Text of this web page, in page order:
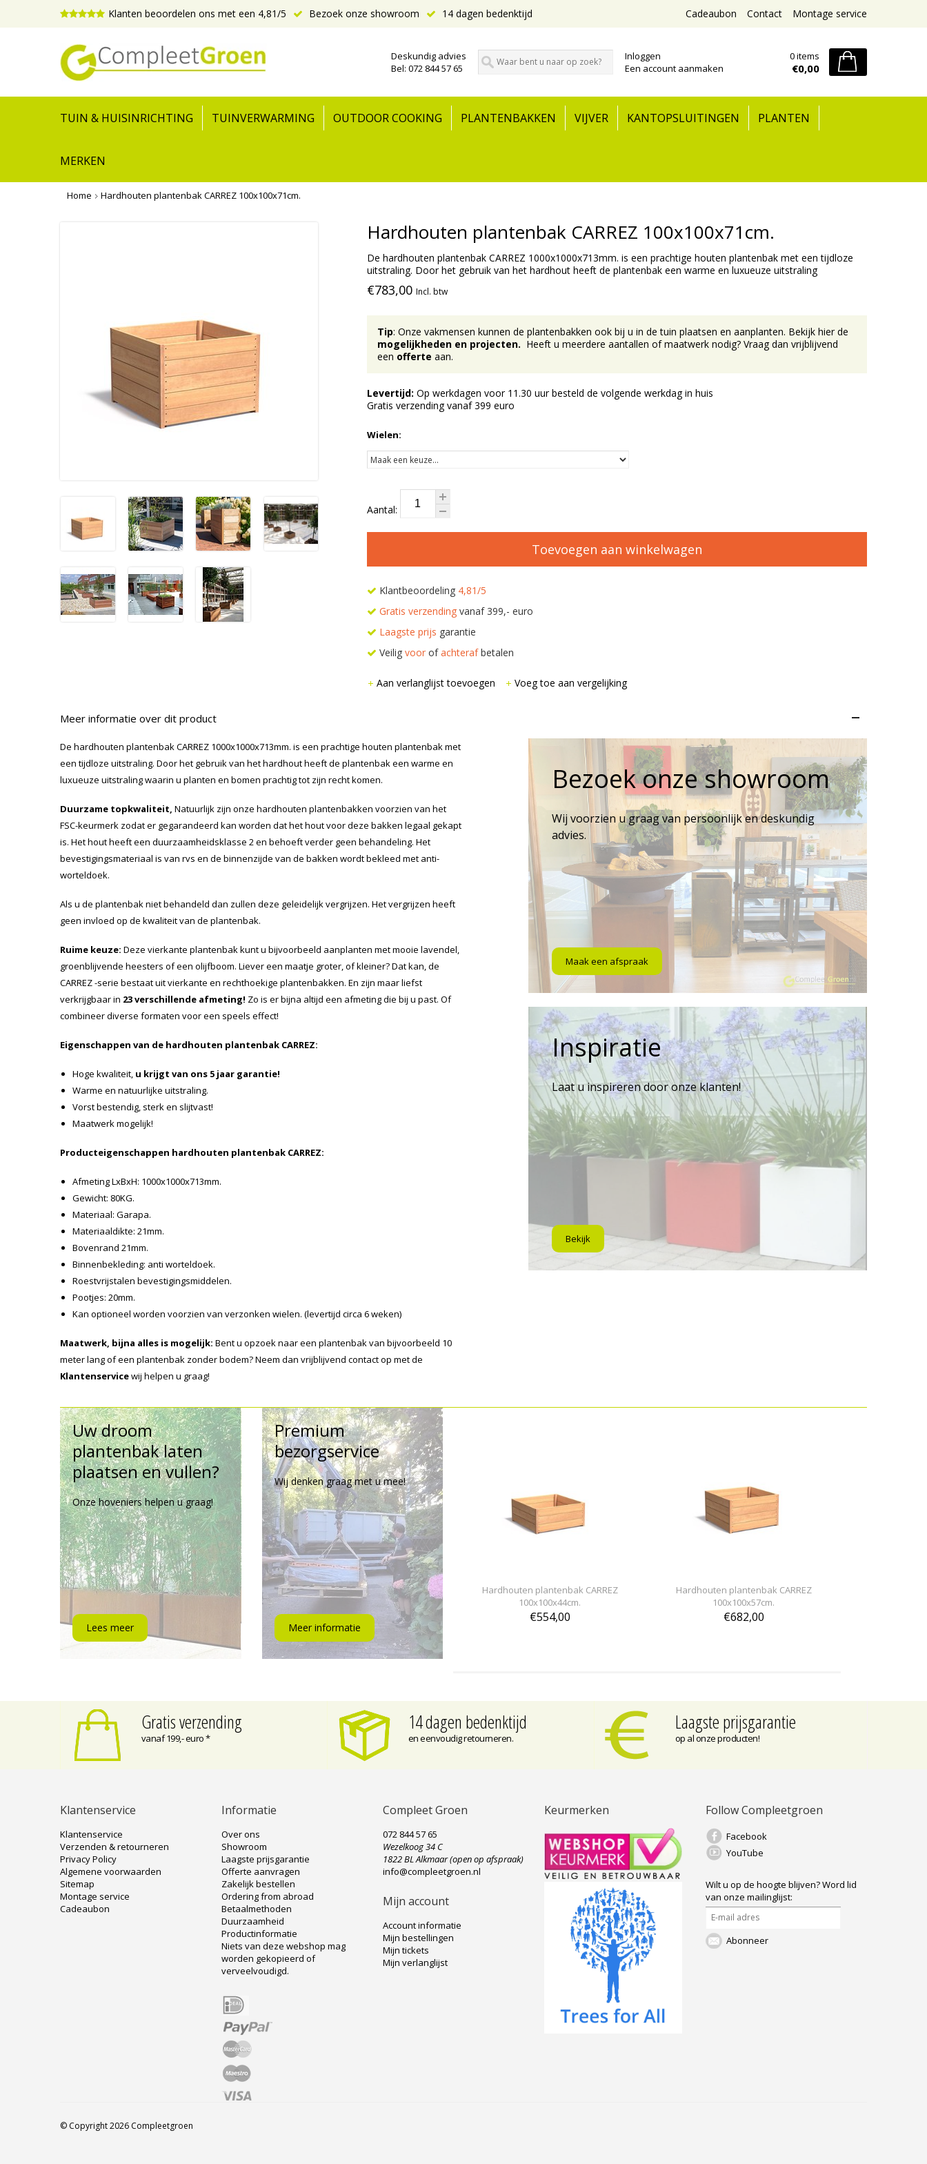
Klanten beoordelen ons met een 4,81/5 Bezoek onze showroom 14 dagen bedenktijd Montage service
Contact
Cadeaubon
Deskundig advies
Bel: 072 844 57 65
Inloggen
Een account aanmaken
0 items
€0,00
TUIN & HUISINRICHTING TUINVERWARMING OUTDOOR COOKING PLANTENBAKKEN VIJVER KANTOPSLUITINGEN PLANTEN
MERKEN
Home Hardhouten plantenbak CARREZ 100x100x71cm.
Hardhouten plantenbak CARREZ 100x100x71cm.
De hardhouten plantenbak CARREZ 1000x1000x713mm. is een prachtige houten plantenbak met een tijdloze
uitstraling. Door het gebruik van het hardhout heeft de plantenbak een warme en luxueuze uitstraling
€783,00 Incl. btw
Tip: Onze vakmensen kunnen de plantenbakken ook bij u in de tuin plaatsen en aanplanten. Bekijk hier de
mogelijkheden en projecten. Heeft u meerdere aantallen of maatwerk nodig? Vraag dan vrijblijvend
een offerte aan.
Levertijd: Op werkdagen voor 11.30 uur besteld de volgende werkdag in huis
Gratis verzending vanaf 399 euro
Wielen:
Aantal:
Toevoegen aan winkelwagen
Klantbeoordeling 4,81/5
Gratis verzendingvanaf 399,- euro
Laagste prijs garantie
Veilig voorofachterafbetalen
Aan verlanglijst toevoegen Voeg toe aan vergelijking
Meer informatie over dit product –
De hardhouten plantenbak CARREZ 1000x1000x713mm. is een prachtige houten plantenbak met
een tijdloze uitstraling. Door het gebruik van het hardhout heeft de plantenbak een warme en
luxueuze uitstraling waarin u planten en bomen prachtig tot zijn recht komen.
Duurzame topkwaliteit, Natuurlijk zijn onze hardhouten plantenbakken voorzien van het
FSC-keurmerk zodat er gegarandeerd kan worden dat het hout voor deze bakken legaal gekapt
is. Het hout heeft een duurzaamheidsklasse 2 en behoeft verder geen behandeling. Het
bevestigingsmateriaal is van rvs en de binnenzijde van de bakken wordt bekleed met anti-
worteldoek.
Als u de plantenbak niet behandeld dan zullen deze geleidelijk vergrijzen. Het vergrijzen heeft
geen invloed op de kwaliteit van de plantenbak.
Ruime keuze: Deze vierkante plantenbak kunt u bijvoorbeeld aanplanten met mooie lavendel,
groenblijvende heesters of een olijfboom. Liever een maatje groter, of kleiner? Dat kan, de
CARREZ -serie bestaat uit vierkante en rechthoekige plantenbakken. En zijn maar liefst
verkrijgbaar in 23 verschillende afmeting! Zo is er bijna altijd een afmeting die bij u past. Of
combineer diverse formaten voor een speels effect!
Eigenschappen van de hardhouten plantenbak CARREZ:
Hoge kwaliteit, u krijgt van ons 5 jaar garantie!
Warme en natuurlijke uitstraling.
Vorst bestendig, sterk en slijtvast!
Maatwerk mogelijk!
Producteigenschappen hardhouten plantenbak CARREZ:
Afmeting LxBxH: 1000x1000x713mm.
Gewicht: 80KG.
Materiaal: Garapa.
Materiaaldikte: 21mm.
Bovenrand 21mm.
Binnenbekleding: anti worteldoek.
Roestvrijstalen bevestigingsmiddelen.
Pootjes: 20mm.
Kan optioneel worden voorzien van verzonken wielen. (levertijd circa 6 weken)
Maatwerk, bijna alles is mogelijk: Bent u opzoek naar een plantenbak van bijvoorbeeld 10
meter lang of een plantenbak zonder bodem? Neem dan vrijblijvend contact op met de
Klantenservicewij helpen u graag!
Bezoek onze showroom
Wij voorzien u graag van persoonlijk en deskundig
advies.
Maak een afspraak
Inspiratie
Laat u inspireren door onze klanten!
Bekijk
Uw droom
plantenbak laten
plaatsen en vullen?
Onze hoveniers helpen u graag!
Lees meer
Premium
bezorgservice
Wij denken graag met u mee!
Meer informatie
Hardhouten plantenbak CARREZ
100x100x44cm.
€554,00
Hardhouten plantenbak CARREZ
100x100x57cm.
€682,00
Gratis verzending
vanaf 199,- euro *
14 dagen bedenktijd
en eenvoudig retourneren.
Laagste prijsgarantie
op al onze producten!
Klantenservice
Klantenservice
Verzenden & retourneren
Privacy Policy
Algemene voorwaarden
Sitemap
Montage service
Cadeaubon
Informatie
Over ons
Showroom
Laagste prijsgarantie
Offerte aanvragen
Zakelijk bestellen
Ordering from abroad
Betaalmethoden
Duurzaamheid
Productinformatie
Niets van deze webshop mag
worden gekopieerd of
verveelvoudigd.
Compleet Groen
072 844 57 65
Wezelkoog 34 C
1822 BL Alkmaar (open op afspraak)
info@compleetgroen.nl
Mijn account
Account informatie
Mijn bestellingen
Mijn tickets
Mijn verlanglijst
Keurmerken Follow Compleetgroen
Facebook
YouTube
Wilt u op de hoogte blijven?Word lid
van onze mailinglijst:
Abonneer
© Copyright 2026 Compleetgroen